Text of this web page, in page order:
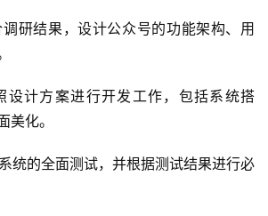
研结果，设计公众号的功能架构、用
设计方案进行开发工作，包括系统搭
美化。
统的全面测试，并根据测试结果进行必